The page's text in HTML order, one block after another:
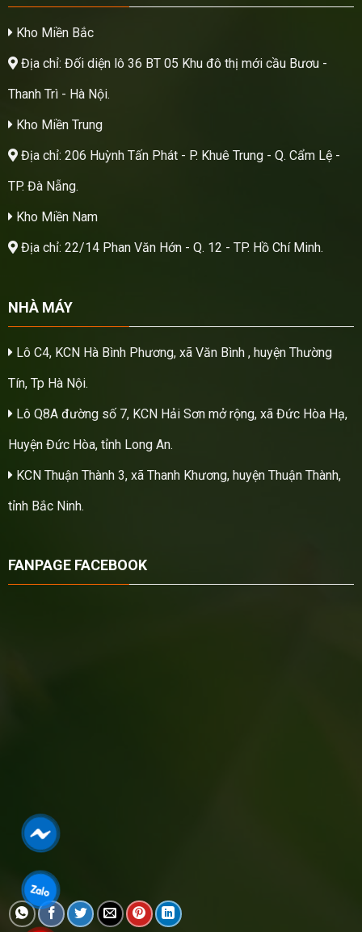
Kho Miền Bắc
Địa chỉ: Đối diện lô 36 BT 05 Khu đô thị mới cầu Bươu -
Thanh Trì - Hà Nội.
Kho Miền Trung
Địa chỉ: 206 Huỳnh Tấn Phát - P. Khuê Trung - Q. Cẩm Lệ -
TP. Đà Nẵng.
Kho Miền Nam
Địa chỉ: 22/14 Phan Văn Hớn - Q. 12 - TP. Hồ Chí Minh.
NHÀ MÁY
Lô C4, KCN Hà Bình Phương, xã Văn Bình , huyện Thường
Tín, Tp Hà Nội.
Lô Q8A đường số 7, KCN Hải Sơn mở rộng, xã Đức Hòa Hạ,
Huyện Đức Hòa, tỉnh Long An.
KCN Thuận Thành 3, xã Thanh Khương, huyện Thuận Thành,
tỉnh Bắc Ninh.
FANPAGE FACEBOOK